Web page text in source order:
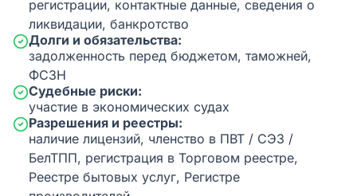
регистрации, контактные данные, сведения о
ликвидации, банкротство
Долги и обязательства:
задолженность перед бюджетом, таможней,
ФСЗН
Судебные риски:
участие в экономических судах
Разрешения и реестры:
наличие лицензий, членство в ПВТ / СЭЗ /
БелТПП, регистрация в Торговом реестре,
Реестре бытовых услуг, Регистре